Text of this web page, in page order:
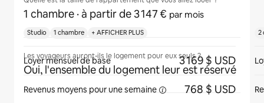
1 chambre · à partir de 3 147 € par mois
Les voyageurs auront-ils le logement pour eux seuls ?
Oui, l'ensemble du logement leur est réservé
Studio 1 chambre + AFFICHER PLUS
Loyer mensuel de base 3 169 $ USD
Revenus moyens pour unesemaine 768 $ USD
2